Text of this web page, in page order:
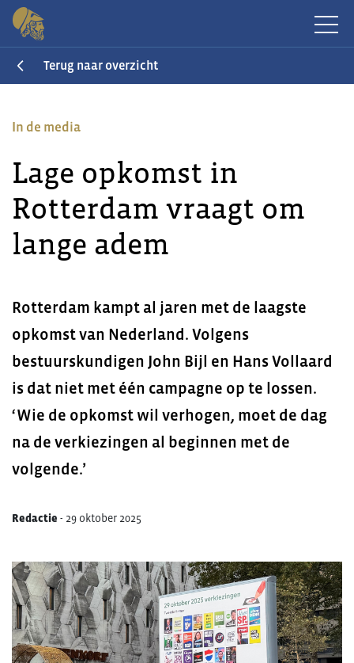
Terug naar overzicht
In de media
Lage opkomst in
Rotterdam vraagt om
lange adem
Rotterdam kampt al jaren met de laagste
opkomst van Nederland. Volgens
bestuurskundigen John Bijl en Hans Vollaard
is dat niet met één campagne op te lossen.
‘Wie de opkomst wil verhogen, moet de dag
na de verkiezingen al beginnen met de
volgende.’
Redactie - 29 oktober 2025